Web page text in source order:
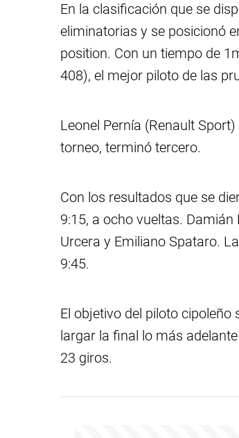
En la clasificación que se
eliminatorias y se posicionó
position. Con un tiempo de
408), el mejor piloto de las
Leonel Pernía (Renault
torneo, terminó tercero.
Con los resultados que se
9:15, a ocho vueltas.
Urcera y Emiliano Spataro.
9:45.
El objetivo del piloto
largar la final lo más
23 giros.